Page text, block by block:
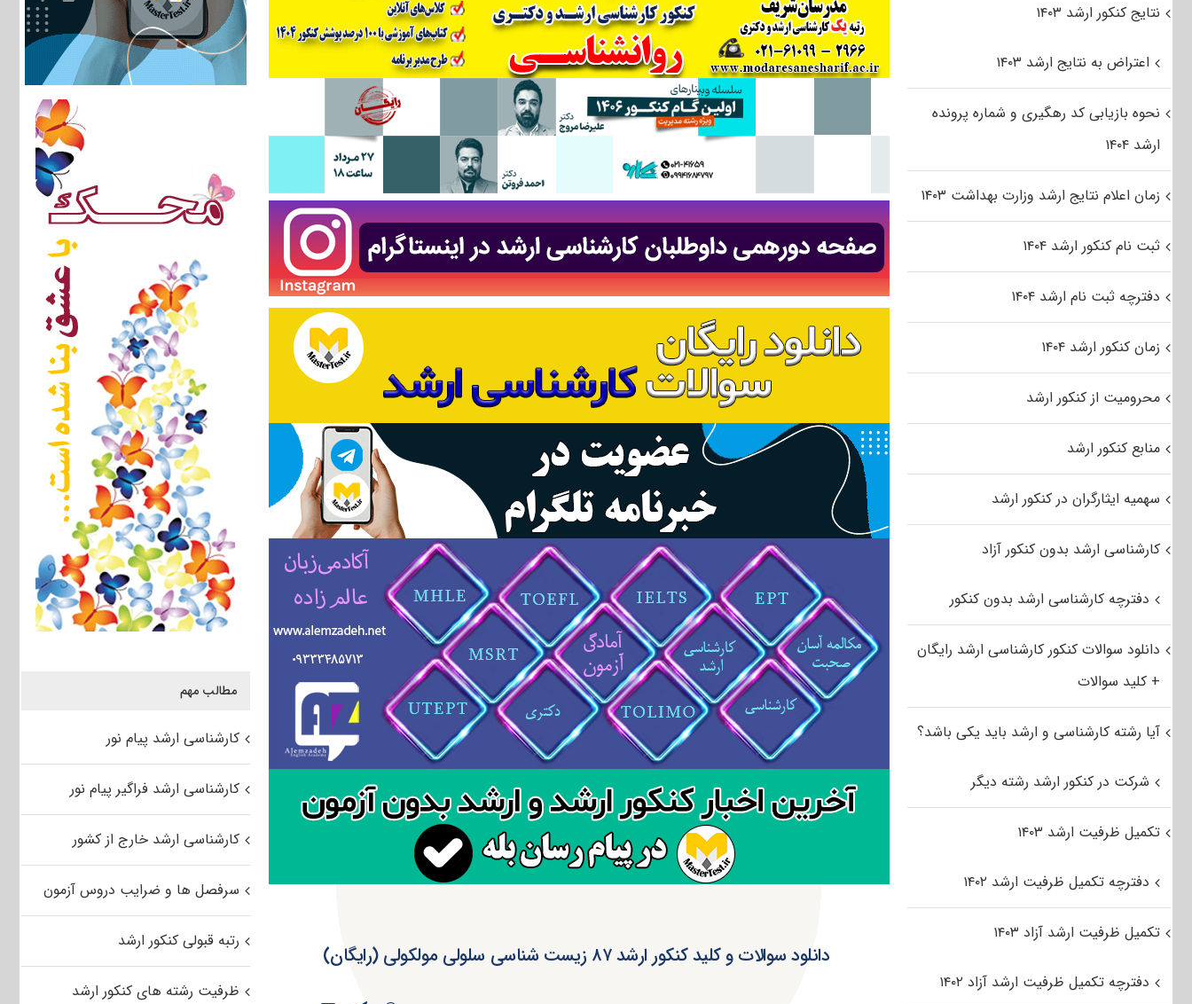
دانلود سوالات و کلید کنکور ارشد ۸۷ زیست شناسی سلولی مولکولی (رایگان)
مطالب مهم
کارشناسی ارشد پیام نور
کارشناسی ارشد فراگیر پیام نور
کارشناسی ارشد خارج از کشور
سرفصل ها و ضرایب دروس آزمون
رتبه قبولی کنکور ارشد
ظرفیت رشته های کنکور ارشد
نتایج کنکور ارشد ۱۴۰۳
اعتراض به نتایج ارشد ۱۴۰۳
نحوه بازیابی کد رهگیری و شماره پرونده
ارشد ۱۴۰۴
زمان اعلام نتایج ارشد وزارت بهداشت ۱۴۰۳
ثبت نام کنکور ارشد ۱۴۰۴
دفترچه ثبت نام ارشد ۱۴۰۴
زمان کنکور ارشد ۱۴۰۴
محرومیت از کنکور ارشد
منابع کنکور ارشد
سهمیه ایثارگران در کنکور ارشد
کارشناسی ارشد بدون کنکور آزاد
دفترچه کارشناسی ارشد بدون کنکور
دانلود سوالات کنکور کارشناسی ارشد رایگان
+ کلید سوالات
آیا رشته کارشناسی و ارشد باید یکی باشد؟
شرکت در کنکور ارشد رشته دیگر
تکمیل ظرفیت ارشد ۱۴۰۳
دفترچه تکمیل ظرفیت ارشد ۱۴۰۲
تکمیل ظرفیت ارشد آزاد ۱۴۰۳
دفترچه تکمیل ظرفیت ارشد آزاد ۱۴۰۲